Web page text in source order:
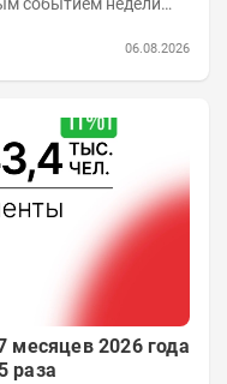
06.08.2026
2026 года
раза